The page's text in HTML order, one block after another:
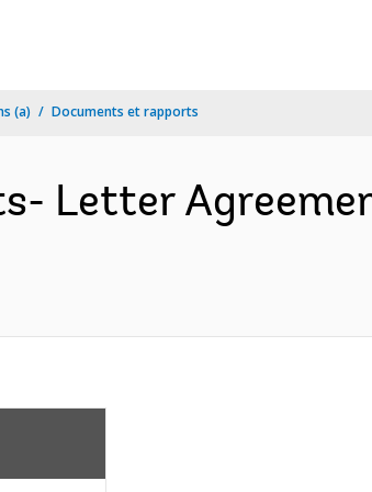
(a) Documents et rapports
Letter